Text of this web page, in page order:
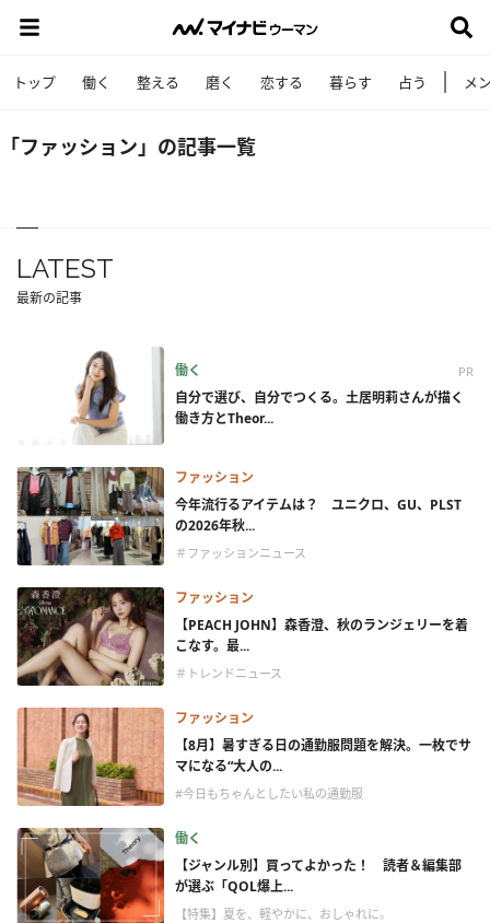
トップ 働く 整える 磨く 恋する 暮らす 占う メ
「ファッション」の記事一覧
LATEST
最新の記事
働く PR
自分で選び、自分でつくる。土居明莉さんが描く
働き方とTheor...
ファッション
今年流行るアイテムは？ ユニクロ、GU、PLST
の2026年秋...
＃ファッションニュース
ファッション
【PEACH JOHN】森香澄、秋のランジェリーを着
こなす。最...
＃トレンドニュース
ファッション
【8月】暑すぎる日の通勤服問題を解決。一枚でサ
マになる“大人の...
#今日もちゃんとしたい私の通勤服
働く
【ジャンル別】買ってよかった！ 読者＆編集部
が選ぶ「QOL爆上...
【特集】夏を、軽やかに、おしゃれに。